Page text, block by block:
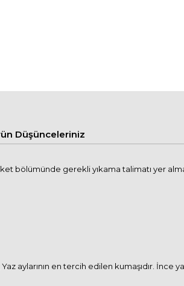
Düşünceleriniz
bölümünde gerekli yıkama talimatı yer
aylarının en tercih edilen kumaşıdır. İnce